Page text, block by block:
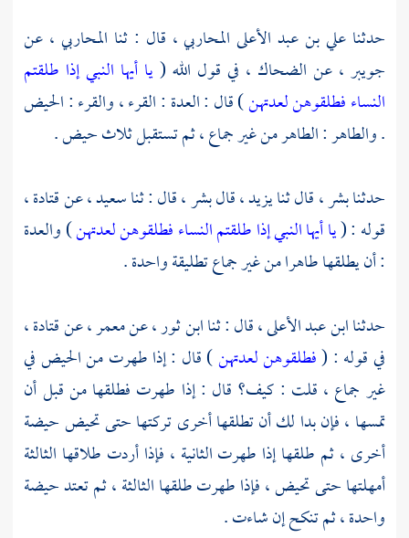
حدثناعلي بن عبد الأعلى المحاربي ، قال : ثنا المحاربي ، عن
جويبر ،عن الضحاك ، في قول الله (يا أيها النبي إذا طلقتم
النساء فطلقوهن لعدتهن) قال : العدة : القرء ، والقرء : الحيض
. والطاهر : الطاهر من غير جماع ، ثم تستقبل ثلاث حيض .
حدثنابشر ،قال ثنايزيد ،قالبشر ،قال : ثناسعيد ،عنقتادة ،
قوله : (يا أيها النبي إذا طلقتم النساء فطلقوهن لعدتهن) والعدة
: أن يطلقها طاهرا من غير جماع تطليقة واحدة .
حدثناابن عبد الأعلى ،قال : ثناابن ثور ،عنمعمر ،عنقتادة ،
في قوله : (فطلقوهن لعدتهن) قال : إذا طهرت من الحيض في
غير جماع ، قلت : كيف؟ قال : إذا طهرت فطلقها من قبل أن
تمسها ، فإن بدا لك أن تطلقها أخرى تركتها حتى تحيض حيضة
أخرى ، ثم طلقها إذا طهرت الثانية ، فإذا أردت طلاقها الثالثة
أمهلتها حتى تحيض ، فإذا طهرت طلقها الثالثة ، ثم تعتد حيضة
واحدة ، ثم تنكح إن شاءت .